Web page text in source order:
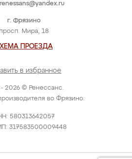
2026 © Ренессанс.
во Фрязино.
580313642057
317583500009448
г. Фрязино
Мира, 18
ПРОЕЗДА
в избранное